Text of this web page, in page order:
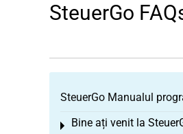
SteuerGo
SteuerGo Manualul
Bine ați venit la
Toggle menu